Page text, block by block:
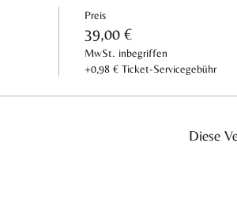
Preis
39,00 €
MwSt. inbegriffen
+0,98 € Ticket-Servicegebühr
Diese